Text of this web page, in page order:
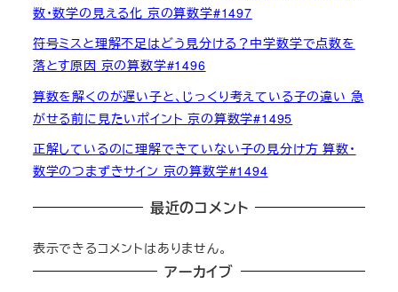
数・数学の見える化 京の算数学#1497
符号ミスと理解不足はどう見分ける？中学数学で点数を
落とす原因 京の算数学#1496
算数を解くのが遅い子と、じっくり考えている子の違い 急
がせる前に見たいポイント 京の算数学#1495
正解しているのに理解できていない子の見分け方 算数・
数学のつまずきサイン 京の算数学#1494
最近のコメント
表示できるコメントはありません。
アーカイブ